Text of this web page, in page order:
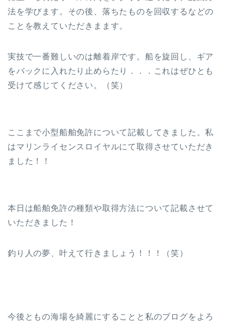
法を学びます。その後、落ちたものを回収するなどの
ことを教えていただきまます。
実技で一番難しいのは離着岸です。船を旋回し、ギア
をバックに入れたり止めらたり．．．これはぜひとも
受けて感じてください。（笑）
ここまで小型船舶免許について記載してきました。私
はマリンライセンスロイヤルにて取得させていただき
ました！！
本日は船舶免許の種類や取得方法について記載させて
いただきました！
釣り人の夢、叶えて行きましょう！！！（笑）
今後ともの海場を綺麗にすることと私のブログをよろ